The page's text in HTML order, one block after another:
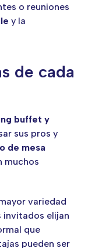
o reuniones
y la
de cada
buffet y
sus pros y
de mesa
muchos
variedad
invitados elijan
que
pueden ser